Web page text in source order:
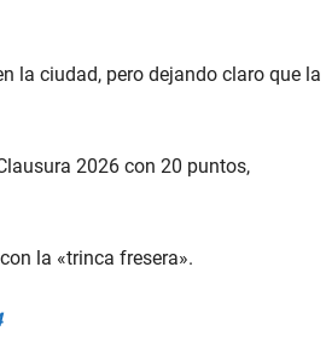
la ciudad, pero dejando claro que la
2026 con 20 puntos,
la «trinca fresera».